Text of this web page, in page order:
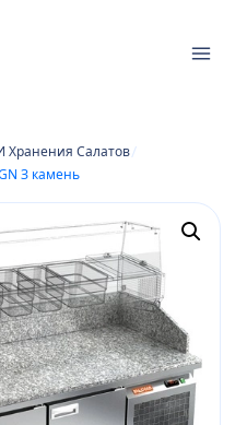
Салатов/
З камень